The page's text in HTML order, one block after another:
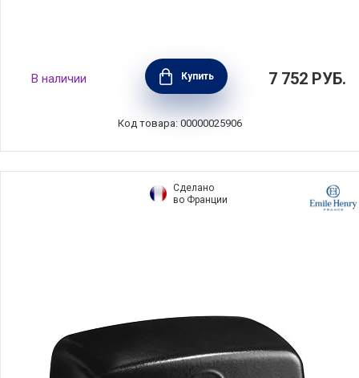
Масленка Mercato della Terra 22,5х15,5х9
см, материал керамика, Nuova Cer, Италия,
7378-MDT
В наличии Купить 7 752 РУБ.
Код товара: 00000025906
Сделано
во Франции